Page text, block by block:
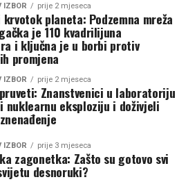
IZBOR prije 2 mjeseca
krvotok planeta: Podzemna mreža
je 110 kvadrilijuna
i ključna je u borbi protiv
promjena
IZBOR prije 2 mjeseca
Znanstvenici u laboratoriju
nuklearnu eksploziju i doživjeli
IZBOR prije 3 mjeseca
zagonetka: Zašto su gotovo svi
desnoruki?